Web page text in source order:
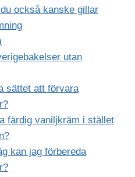
också kanske gillar
utan
sättet att förvara
färdig vaniljkräm i stället
kan jag förbereda